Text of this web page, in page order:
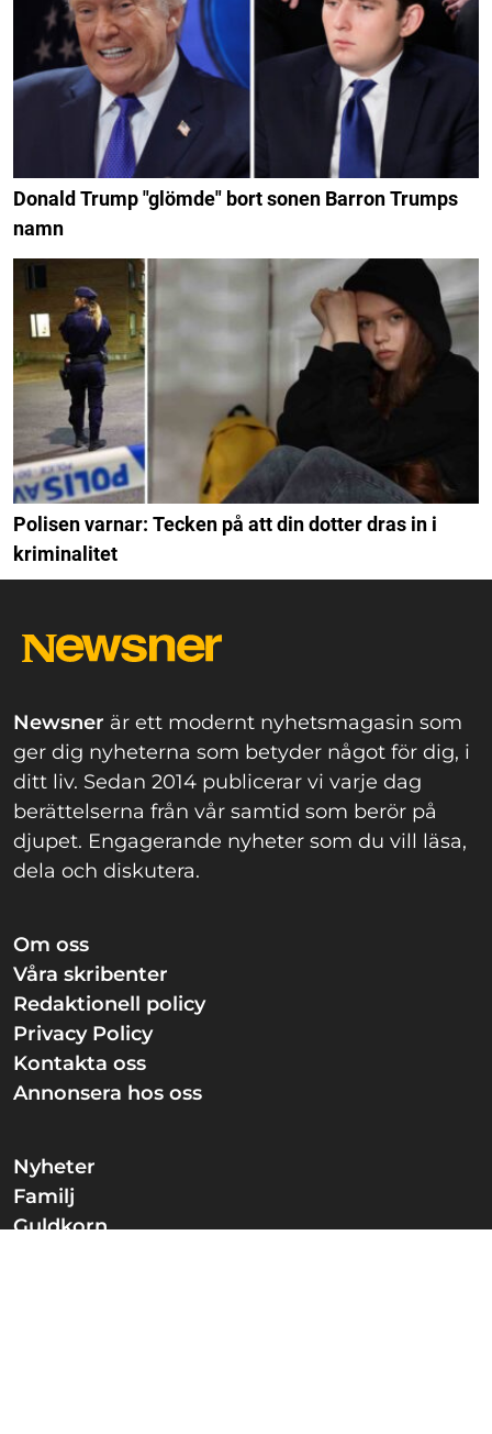
Donald Trump "glömde" bort sonen Barron Trumps
namn
Polisen varnar: Tecken på att din dotter dras in i
kriminalitet
Newsner är ett modernt nyhetsmagasin som
ger dig nyheterna som betyder något för dig, i
ditt liv. Sedan 2014 publicerar vi varje dag
berättelserna från vår samtid som berör på
djupet. Engagerande nyheter som du vill läsa,
dela och diskutera.
Om oss
Våra skribenter
Redaktionell policy
Privacy Policy
Kontakta oss
Annonsera hos oss
Nyheter
Familj
Guldkorn